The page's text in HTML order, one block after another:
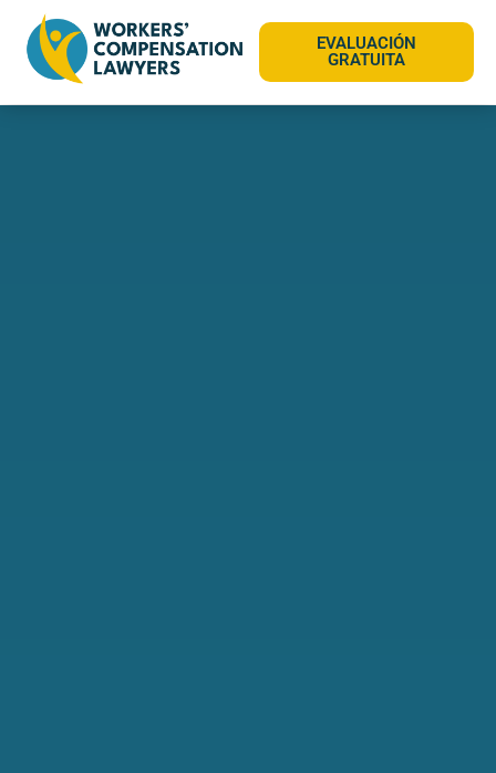
EVALUACIÓN
GRATUITA